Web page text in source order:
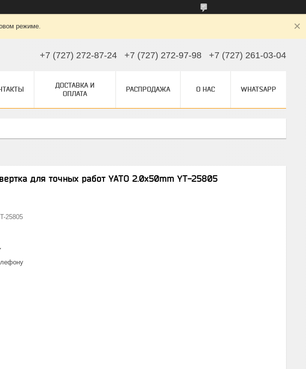
режиме.
+7 (727) 272-87-24 +7 (727) 272-97-98 +7 (727) 261-03-04
ДОСТАВКА И
ОПЛАТА
РАСПРОДАЖА О НАС WHATSAPP
для точных работ YATO 2.0x50mm YT-25805
25805